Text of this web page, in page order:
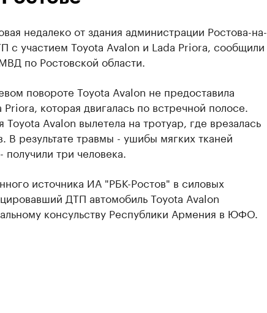
недалеко от здания администрации Ростова-на-
с участием Toyota Avalon и Lada Priora, сообщили
по Ростовской области.
повороте Toyota Avalon не предоставила
которая двигалась по встречной полосе.
Toyota Avalon вылетела на тротуар, где врезалась
В результате травмы - ушибы мягких тканей
три человека.
источника ИА "РБК-Ростов" в силовых
ДТП автомобиль Toyota Avalon
консульству Республики Армения в ЮФО.